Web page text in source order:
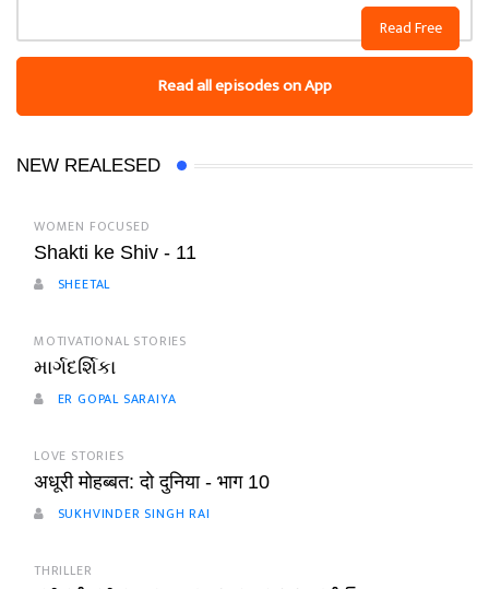
Read Free
Read all episodes on App
NEW REALESED
WOMEN FOCUSED
Shakti ke Shiv - 11
SHEETAL
MOTIVATIONAL STORIES
માર્ગદર્શિકા
ER GOPAL SARAIYA
LOVE STORIES
अधूरी मोहब्बत: दो दुनिया - भाग 10
SUKHVINDER SINGH RAI
THRILLER